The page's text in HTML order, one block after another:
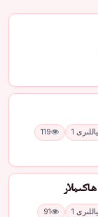
1
119
1
91